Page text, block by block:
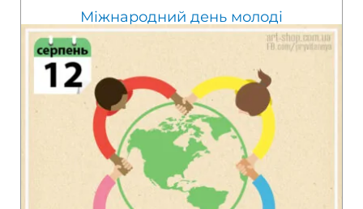
Міжнародний день молоді